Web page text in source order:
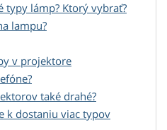
typy lámp? Ktorý vybrať?
lampu?
v projektore
také drahé?
k dostaniu viac typov